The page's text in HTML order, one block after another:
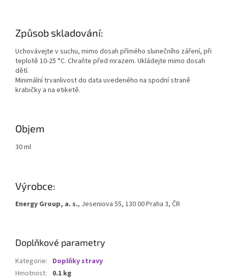
Způsob skladování:
Uchovávejte v suchu, mimo dosah přímého slunečního záření, při
teplotě 10-25 °C. Chraňte před mrazem. Ukládejte mimo dosah
dětí.
Minimální trvanlivost do data uvedeného na spodní straně
krabičky a na etiketě.
Objem
30 ml
Výrobce:
Energy Group, a. s., Jeseniova 55, 130 00 Praha 3, ČR
Doplňkové parametry
Kategorie: Doplňky stravy
Hmotnost: 0.1 kg